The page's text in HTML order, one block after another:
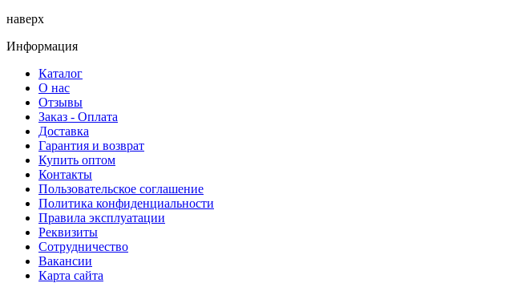
наверх
Информация
Каталог
О нас
Отзывы
Заказ - Оплата
Доставка
Гарантия и возврат
Купить оптом
Контакты
Пользовательское соглашение
Политика конфиденциальности
Правила эксплуатации
Реквизиты
Сотрудничество
Вакансии
Карта сайта